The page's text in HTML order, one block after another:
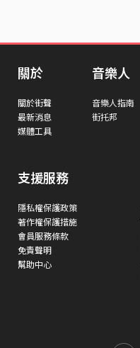
關於
關於街聲
最新消息
媒體工具
音樂人
音樂人指南
街托邦
支援服務
隱私權保護政策
著作權保護措施
會員服務條款
免責聲明
幫助中心